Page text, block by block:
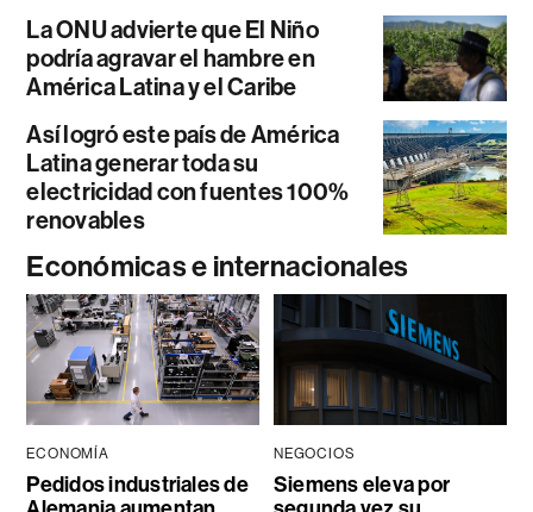
La ONU advierte que El Niño
podría agravar el hambre en
América Latina y el Caribe
Así logró este país de América
Latina generar toda su
electricidad con fuentes 100%
renovables
Económicas e internacionales
ECONOMÍA
Pedidos industriales de
NEGOCIOS
Siemens eleva por